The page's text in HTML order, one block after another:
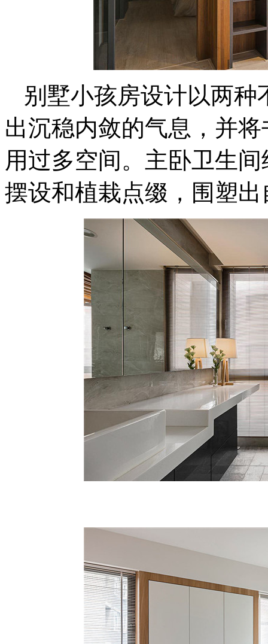
别墅小孩房设计以两
出沉稳内敛的气息，并
用过多空间。主卧卫生
摆设和植栽点缀，围塑